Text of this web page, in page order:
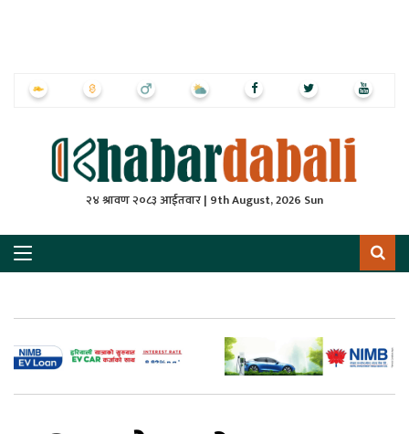
२४ श्रावण २०८३ आईतवार | 9th August, 2026 Sun